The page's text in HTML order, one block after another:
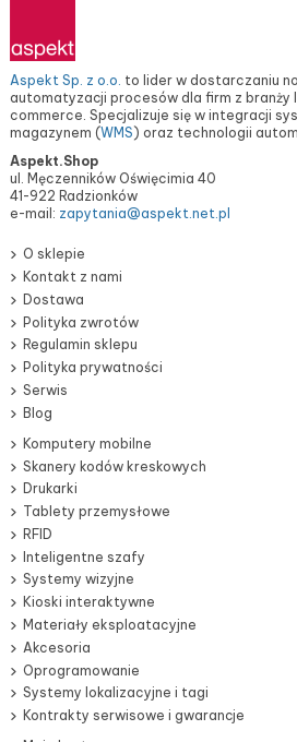
Aspekt Sp. z o.o. to lider w dostarczaniu
automatyzacji procesów dla firm z branży
commerce. Specjalizuje się w integracji
magazynem (WMS) oraz technologii
Aspekt.Shop
ul. Męczenników Oświęcimia 40
41-922 Radzionków
e-mail: zapytania@aspekt.net.pl
O sklepie
Kontakt z nami
Dostawa
Polityka zwrotów
Regulamin sklepu
Polityka prywatności
Serwis
Blog
Komputery mobilne
Skanery kodów kreskowych
Drukarki
Tablety przemysłowe
RFID
Inteligentne szafy
Systemy wizyjne
Kioski interaktywne
Materiały eksploatacyjne
Akcesoria
Oprogramowanie
Systemy lokalizacyjne i tagi
Kontrakty serwisowe i gwarancje